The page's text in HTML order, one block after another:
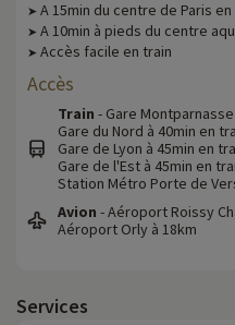
➤ A 15min du centre de Paris
➤ A 10min à pieds du centre
➤ Accès facile en train
Accès
Train - Gare
Gare du Nord à 40min en
Gare de Lyon à 45min en
Gare de l'Est à 45min en
Station Métro Porte de
Avion - Aéroport Roissy
Aéroport Orly à 18km
Services